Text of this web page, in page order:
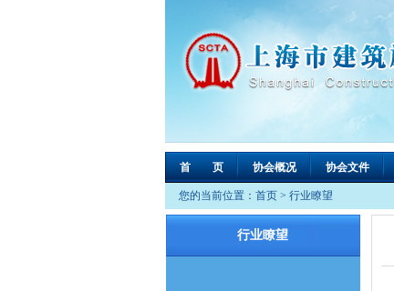
首 页 协会概况 协会文件
您的当前位置： 首页 > 行业瞭望
行业瞭望